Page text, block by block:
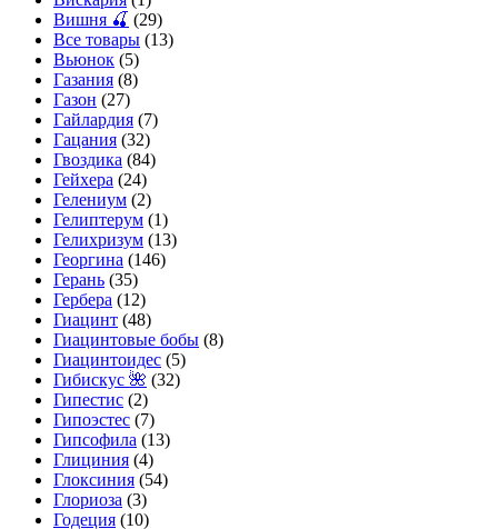
Вишня 🍒 (29)
Все товары (13)
Вьюнок (5)
Газания (8)
Газон (27)
Гайлардия (7)
Гацания (32)
Гвоздика (84)
Гейхера (24)
Гелениум (2)
Гелиптерум (1)
Гелихризум (13)
Георгина (146)
Герань (35)
Гербера (12)
Гиацинт (48)
Гиацинтовые бобы (8)
Гиацинтоидес (5)
Гибискус 🌺 (32)
Гипестис (2)
Гипоэстес (7)
Гипсофила (13)
Глициния (4)
Глоксиния (54)
Глориоза (3)
Годеция (10)